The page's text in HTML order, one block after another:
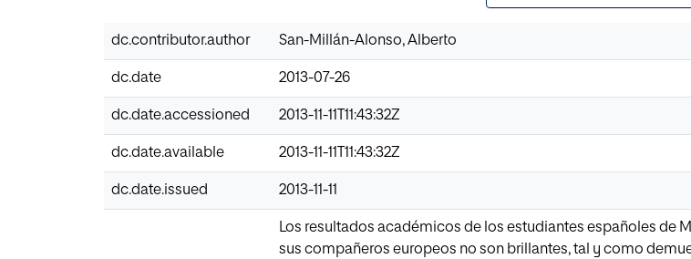
dc.contributor.author San-Millán-Alonso, Alberto
dc.date 2013-07-26
dc.date.accessioned 2013-11-11T11:43:32Z
dc.date.available 2013-11-11T11:43:32Z
dc.date.issued 2013-11-11
Los resultados académicos de los estudiantes españoles de
sus compañeros europeos no son brillantes, tal y como